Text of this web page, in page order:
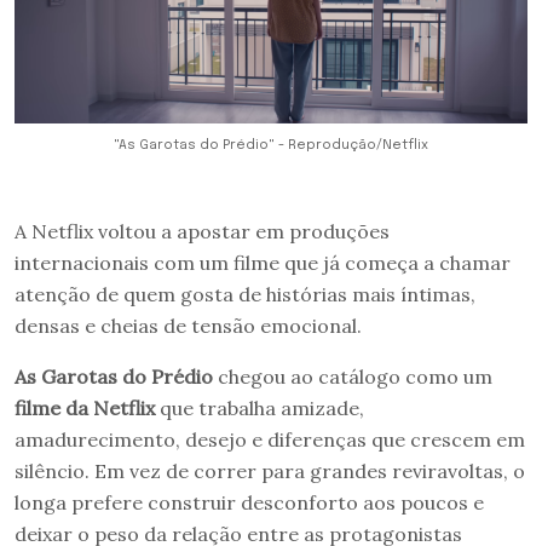
"As Garotas do Prédio" - Reprodução/Netflix
A Netflix voltou a apostar em produções
internacionais com um filme que já começa a chamar
atenção de quem gosta de histórias mais íntimas,
densas e cheias de tensão emocional.
As Garotas do Prédio chegou ao catálogo como um
filme da Netflixque trabalha amizade,
amadurecimento, desejo e diferenças que crescem em
silêncio. Em vez de correr para grandes reviravoltas, o
longa prefere construir desconforto aos poucos e
deixar o peso da relação entre as protagonistas